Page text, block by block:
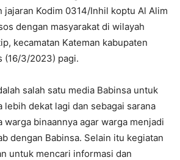
jajaran Kodim 0314/Inhil koptu Al Alim
dengan masyarakat di wilayah
kecamatan Kateman kabupaten
(16/3/2023) pagi.
salah satu media Babinsa untuk
lebih dekat lagi dan sebagai sarana
warga binaannya agar warga menjadi
dengan Babinsa. Selain itu kegiatan
untuk mencari informasi dan